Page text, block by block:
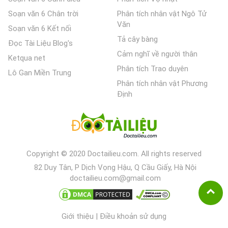
Soạn văn 6 Chân trời
Soạn văn 6 Kết nối
Đọc Tài Liệu Blog's
Ketqua net
Lô Gan Miền Trung
Phân tích nhân vật Ngô Tử
Văn
Tả cây bàng
Cảm nghĩ về người thân
Phân tích Trao duyên
Phân tích nhân vật Phương
Định
Copyright © 2020 Doctailieu.com. All rights reserved
82 Duy Tân, P Dịch Vọng Hậu, Q Cầu Giấy, Hà Nội
doctailieu.com@gmail.com
Giới thiệu | Điều khoản sử dụng